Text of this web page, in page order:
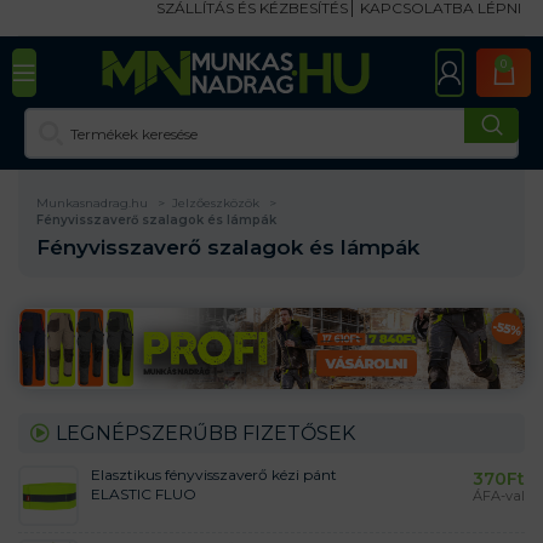
SZÁLLÍTÁS ÉS KÉZBESÍTÉS KAPCSOLATBA LÉPNI
0
Munkasnadrag.hu
Jelzőeszközök
Fényvisszaverő szalagok és lámpák
Fényvisszaverő szalagok és lámpák
LEGNÉPSZERŰBB FIZETŐSEK
Elasztikus fényvisszaverő kézi pánt
ELASTIC FLUO
370Ft
ÁFA-val